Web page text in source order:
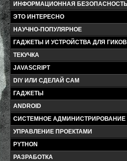
ИНФОРМАЦИОННАЯ
ЭТО ИНТЕРЕСНО
НАУЧНО-ПОПУЛЯРНОЕ
ГАДЖЕТЫ И УСТРОЙСТВА ДЛЯ ГИКОВ
ТЕКУЧКА
JAVASCRIPT
DIY ИЛИ СДЕЛАЙ САМ
ГАДЖЕТЫ
ANDROID
СИСТЕМНОЕ АДМИНИСТРИРОВАНИЕ
УПРАВЛЕНИЕ ПРОЕКТАМИ
PYTHON
РАЗРАБОТКА